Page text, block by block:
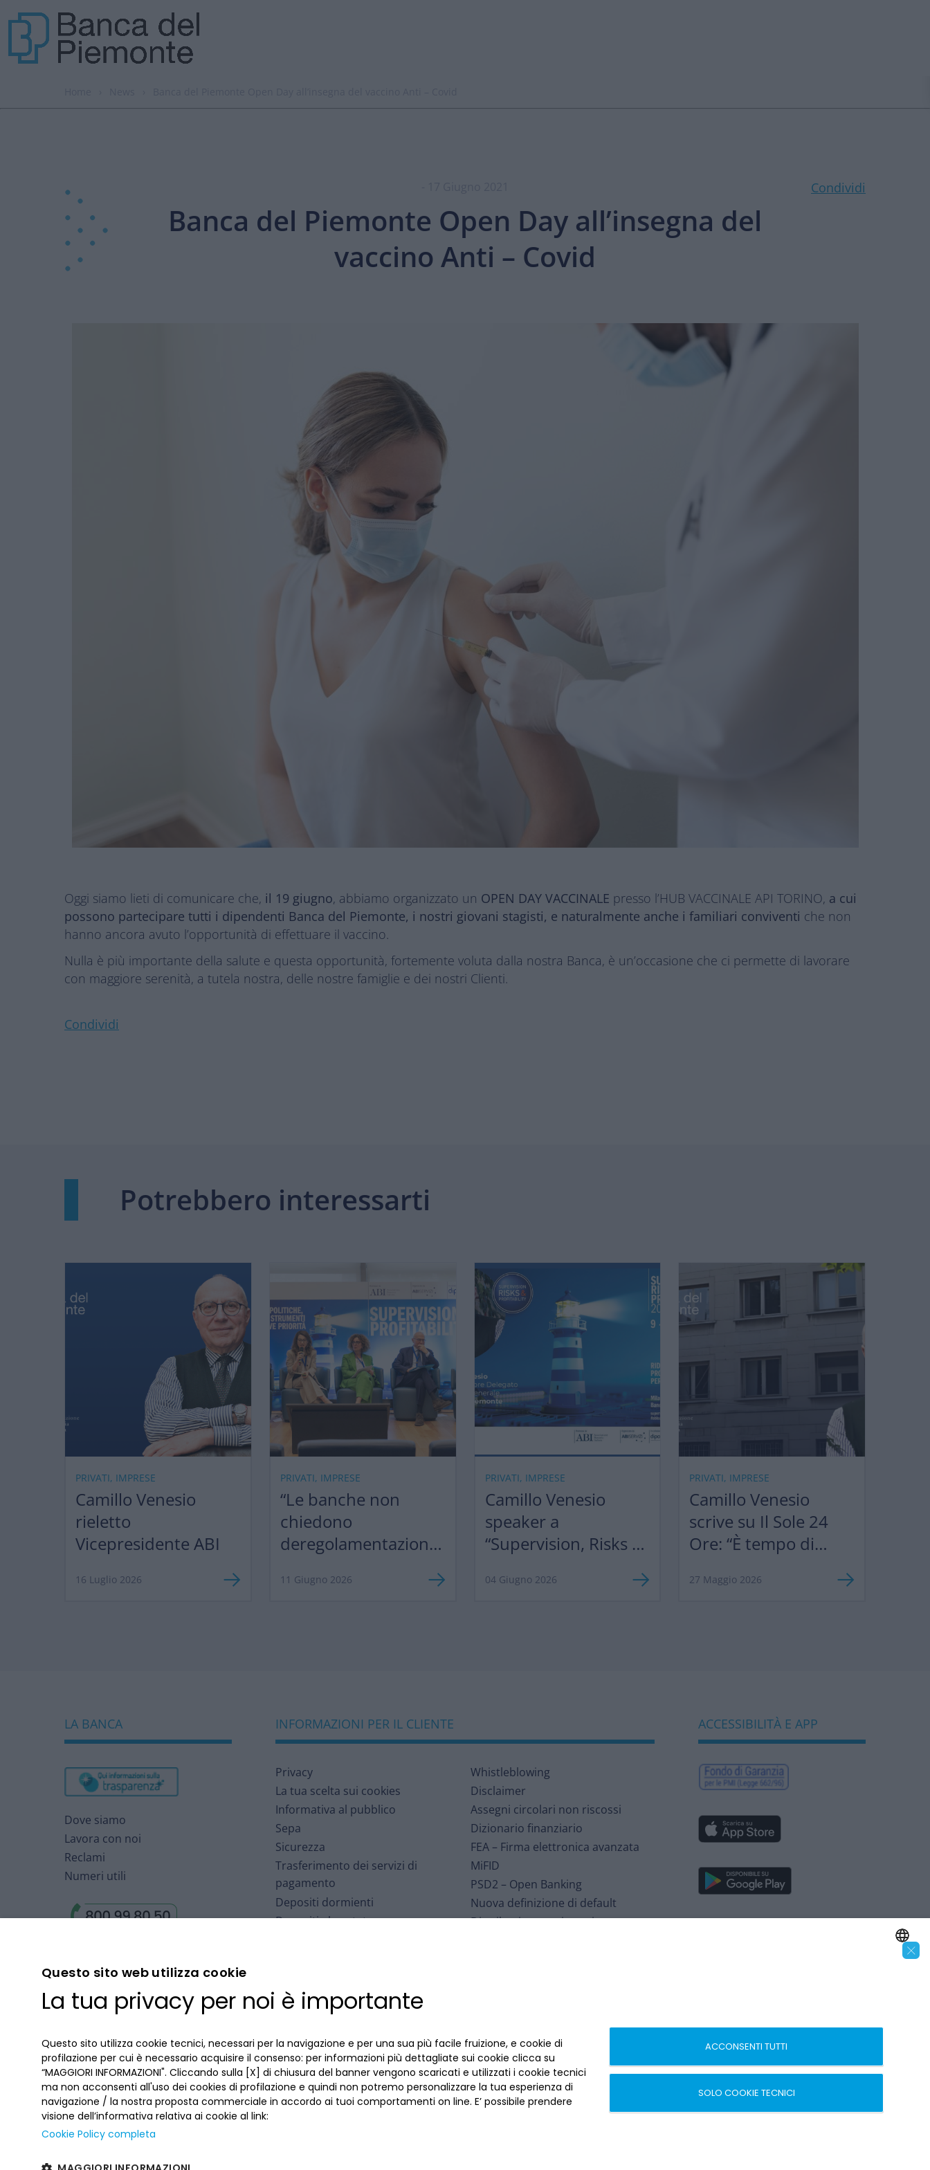
Condividi
Banca del Piemonte Open Day all’insegna del
vaccino Anti – Covid
Oggi siamo lieti di comunicare che, il 19 giugno, abbiamo organizzato un OPEN DAY VACCINALE presso l’HUB VACCINALE API TORINO, a cui
possono partecipare tutti i dipendenti Banca del Piemonte, i nostri giovani stagisti, e naturalmente anche i familiari conviventi che non
hanno ancora avuto l’opportunità di effettuare il vaccino.
Nulla è più importante della salute e questa opportunità, fortemente voluta dalla nostra Banca, è un’occasione che ci permette di lavorare
con maggiore serenità, a tutela nostra, delle nostre famiglie e dei nostri Clienti.
Condividi
Potrebbero interessarti
PRIVATI, IMPRESE
Camillo Venesio
rieletto
Vicepresidente ABI
16 Luglio 2026
PRIVATI, IMPRESE
“Le banche non
chiedono
deregolamentazione,
11 Giugno 2026
PRIVATI, IMPRESE
Camillo Venesio
speaker a
“Supervision, Risks &
04 Giugno 2026
PRIVATI, IMPRESE
Camillo Venesio
scrive su Il Sole 24
Ore: “È tempo di
norme europee per
27 Maggio 2026
LA BANCA
Dove siamo
Lavora con noi
Reclami
Numeri utili
INFORMAZIONI PER IL CLIENTE
Privacy
La tua scelta sui cookies
Informativa al pubblico
Sepa
Sicurezza
Trasferimento dei servizi di
pagamento
Depositi dormienti
Depositi al portatore
Depositi
Cartolarizzazioni
Whistleblowing
Disclaimer
Assegni circolari non riscossi
Dizionario finanziario
FEA – Firma elettronica avanzata
MiFID
PSD2 – Open Banking
Nuova definizione di default
Distribuzione assicurativa
ACCESSIBILITÀ E APP
×
Questo sito web utilizza cookie
La tua privacy per noi è importante
Questo sito utilizza cookie tecnici, necessari per la navigazione e per una sua più facile fruizione, e cookie di
profilazione per cui è necessario acquisire il consenso: per informazioni più dettagliate sui cookie clicca su
“MAGGIORI INFORMAZIONI". Cliccando sulla [X] di chiusura del banner vengono scaricati e utilizzati i cookie tecnici
ma non acconsenti all'uso dei cookies di profilazione e quindi non potremo personalizzare la tua esperienza di
navigazione / la nostra proposta commerciale in accordo ai tuoi comportamenti on line. E’ possibile prendere
visione dell’informativa relativa ai cookie al link:
Cookie Policy completa
ACCONSENTI TUTTI
SOLO COOKIE TECNICI